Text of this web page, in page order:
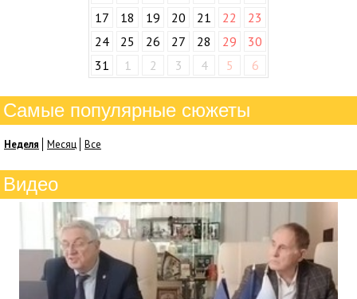
17
18 19 20 21 22
23
24
25 26 27 28 29
30
31
1 2 3 4 5 6
Самые популярные сюжеты
Неделя Месяц Все
Видео